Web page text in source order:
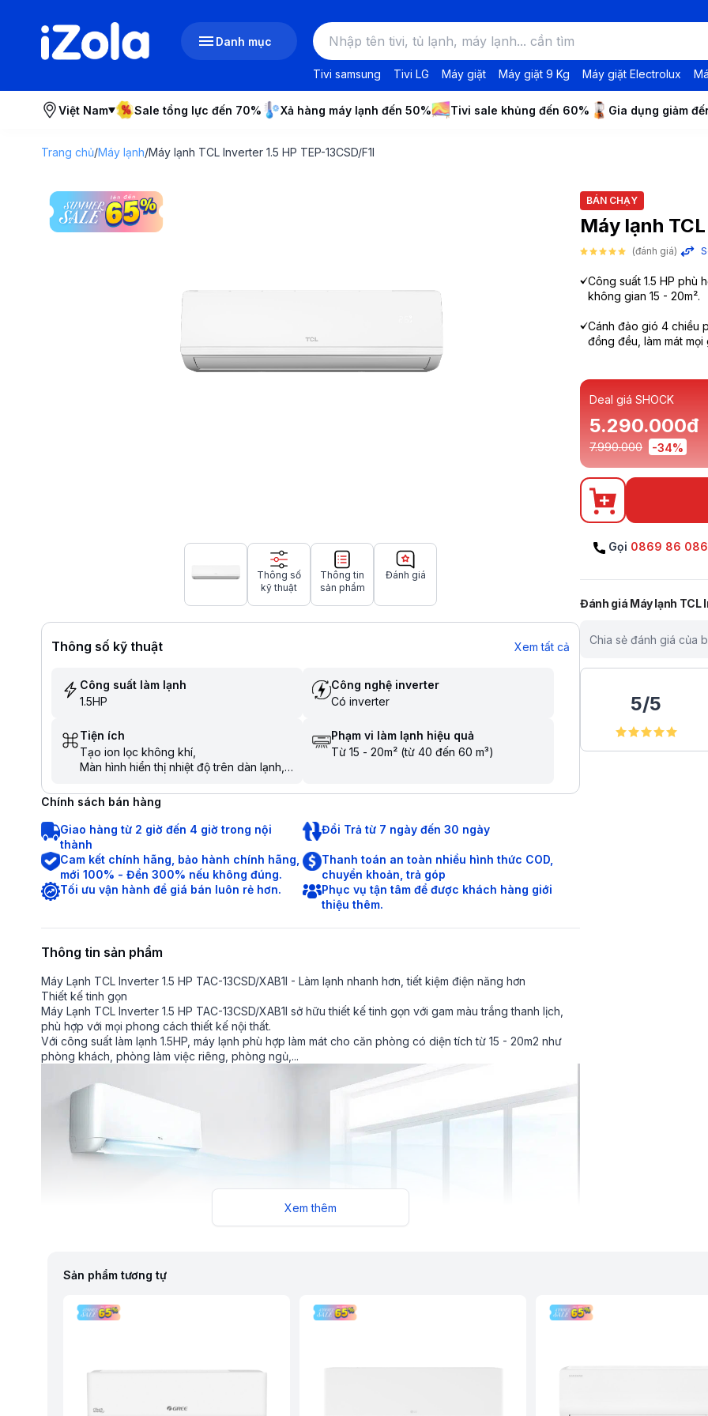
Danh mục
Tivi samsung Tivi LG Máy giặt Máy giặt 9 Kg Máy giặt Electrolux
Việt Nam Sale tổng lực đến 70% Xả hàng máy lạnh đến 50% Tivi sale khủng đến 60% Gia dụng giảm
Trang chủ/Máy lạnh/Máy lạnh TCL Inverter 1.5 HP TEP-13CSD/F1I
Thông số
kỹ thuật
Thông tin
sản phẩm
Đánh giá
Thông số kỹ thuật Xem tất cả
Công suất làm lạnh
1.5HP
Công nghệ inverter
Có inverter
Tiện ích
Tạo ion lọc không khí
Màn hình hiển thị nhiệt độ trên dàn lạnh
Chế độ ngủ đêm tránh buốt
Tự khởi động lại khi có điện
Hẹn giờ bật tắt máy
Chức năng khử ẩm
Chức năng tự làm sạch
Dàn nóng có lớp phủ chống ăn mòn
Chức năng tự chẩn đoán lỗi
Hiển thị màn hình điện tử
máy
Phạm vi làm lạnh hiệu quả
Từ 15 - 20m² (từ 40 đến 60 m³)
Chính sách bán hàng
Giao hàng từ 2 giờ đến 4 giờ trong nội
thành
Đổi Trả từ 7 ngày đến 30 ngày
Cam kết chính hãng, bảo hành chính hãng,
mới 100% - Đền 300% nếu không đúng.
Thanh toán an toàn nhiều hình thức COD,
chuyển khoản, trả góp
Tối ưu vận hành để giá bán luôn rẻ hơn.
Phục vụ tận tâm để được khách hàng giới
thiệu thêm.
Thông tin sản phẩm
Máy Lạnh TCL Inverter 1.5 HP TAC-13CSD/XAB1I - Làm lạnh nhanh hơn, tiết kiệm điện năng hơn
Thiết kế tinh gọn
Máy Lạnh TCL Inverter 1.5 HP TAC-13CSD/XAB1I sở hữu thiết kế tinh gọn với gam màu trắng thanh lịch,
phù hợp với mọi phong cách thiết kế nội thất.
Với công suất làm lạnh 1.5HP, máy lạnh phù hợp làm mát cho căn phòng có diện tích từ 15 - 20m2 như
phòng khách, phòng làm việc riêng, phòng ngủ,...
Lá tản nhiệt được mạ vàng Golden Fin giúp bảo vệ bề mặt dàn tản nhiệt được tốt hơn. Lớp lá tản nhiệt
Xem thêm
BÁN CHẠY
Máy lạnh
(đánh giá)
Công suất 1.5 HP phù
không gian 15 - 20m².
Cánh đảo gió 4 chiều
đồng đều, làm mát
Deal giá SHOCK
5.290.000đ
7.990.000 -34%
Gọi 0869 86
Đánh giá Máy lạnh TCL
Chia sẻ đánh giá của
5/5
Sản phẩm tương tự